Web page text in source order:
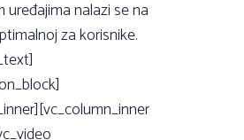
uređajima nalazi se na
za korisnike.